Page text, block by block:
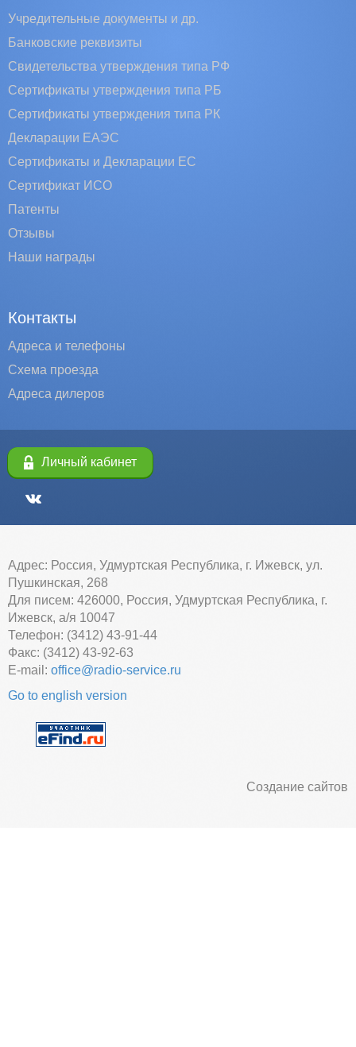
Учредительные документы и др.
Банковские реквизиты
Свидетельства утверждения типа РФ
Сертификаты утверждения типа РБ
Сертификаты утверждения типа РК
Декларации ЕАЭС
Сертификаты и Декларации EC
Сертификат ИСО
Патенты
Отзывы
Наши награды
Контакты
Адреса и телефоны
Схема проезда
Адреса дилеров
Личный кабинет
Адрес: Россия, Удмуртская Республика, г. Ижевск, ул.
Пушкинская, 268
Для писем: 426000, Россия, Удмуртская Республика, г.
Ижевск, а/я 10047
Телефон: (3412) 43-91-44
Факс: (3412) 43-92-63
E-mail: office@radio-service.ru
Go to english version
Создание сайтов